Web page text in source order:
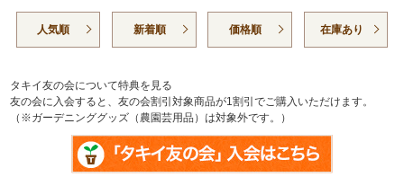
人気順 新着順 価格順 在庫あり
タキイ友の会について特典を見る
友の会に入会すると、友の会割引対象商品が1割引でご購入いただけます。
（※ガーデニンググッズ（農園芸用品）は対象外です。）